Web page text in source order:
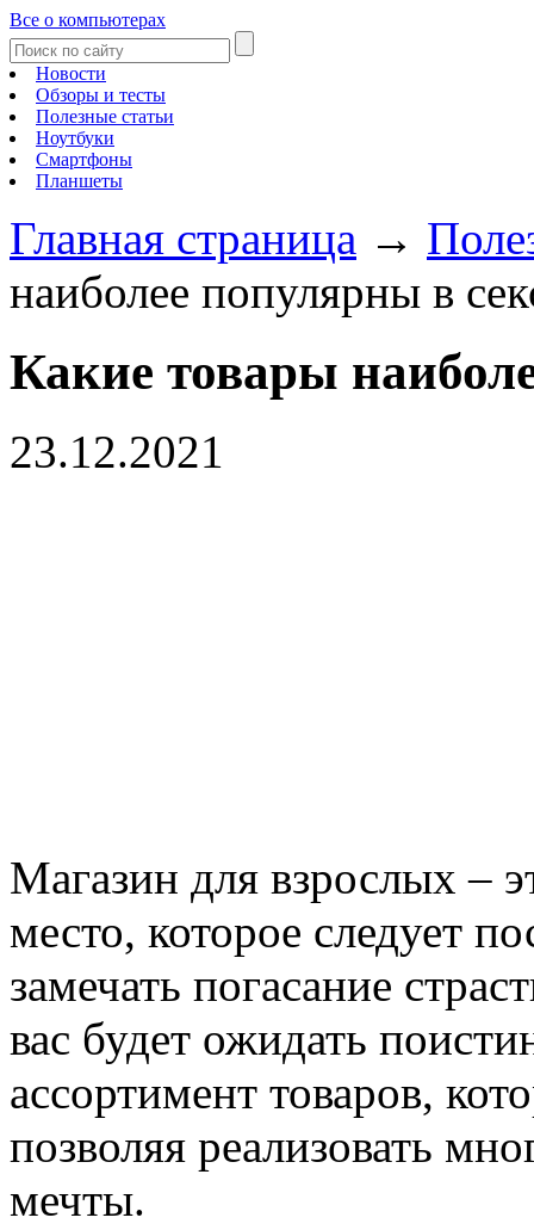
Все о компьютерах
Новости
Обзоры и тесты
Полезные статьи
Ноутбуки
Смартфоны
Планшеты
Главная страница →
наиболее популярны в
Какие товары
23.12.2021
Магазин для взрослых –
место, которое следует
замечать погасание
вас будет ожидать
ассортимент товаров,
позволяя реализовать
мечты.